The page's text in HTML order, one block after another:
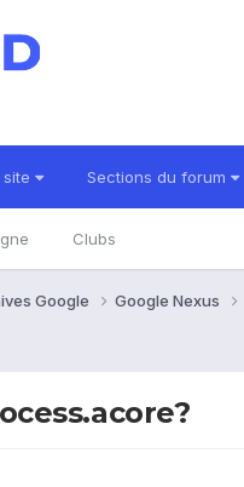
Sections du forum
Clubs
Google Google Nexus